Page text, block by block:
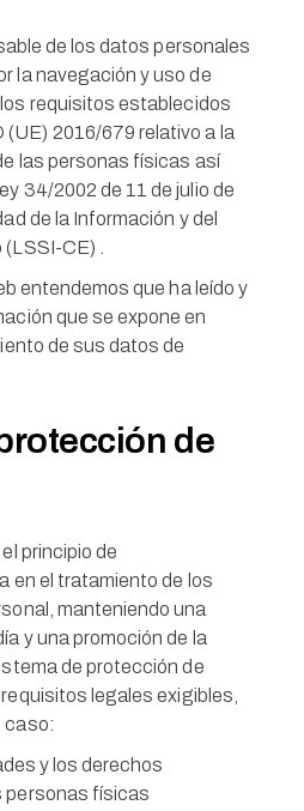
de los datos personales
la navegación y uso de
requisitos establecidos
(UE) 2016/679 relativo a la
las personas físicas así
34/2002 de 11 de julio de
de la Información y del
CE) .
entendemos que ha leído y
que se expone en
de sus datos de
de
principio de
en el tratamiento de los
manteniendo una
y una promoción de la
de protección de
legales exigibles,
caso:
y los derechos
personas físicas